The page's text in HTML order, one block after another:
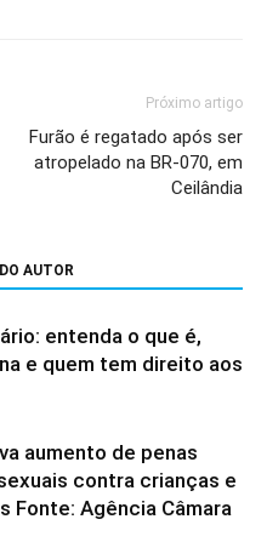
Próximo artigo
Furão é regatado após ser
atropelado na BR-070, em
Ceilândia
AUTOR
entenda o que é,
e quem tem direito aos
aumento de penas
contra crianças e
Fonte: Agência Câmara